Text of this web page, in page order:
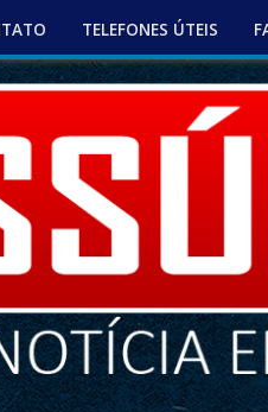
TELEFONES ÚTEIS